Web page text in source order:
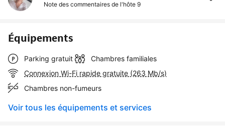
Note des commentaires de l'hôte 9
Équipements
Parking gratuit
Chambres familiales
Connexion Wi-Fi rapide gratuite (263 Mb/s)
Chambres non-fumeurs
Voir tous les équipements et services